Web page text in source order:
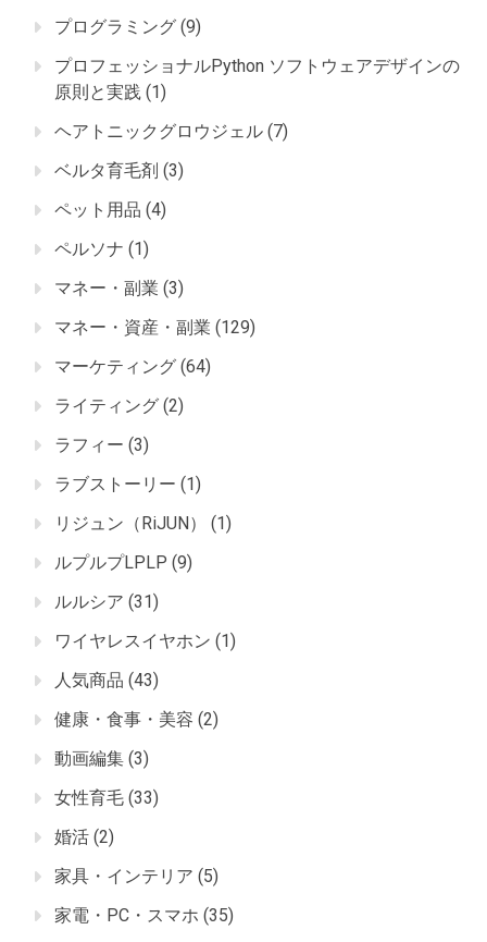
プログラミング (9)
プロフェッショナルPython ソフトウェアデザインの
原則と実践 (1)
ヘアトニックグロウジェル (7)
ベルタ育毛剤 (3)
ペット用品 (4)
ペルソナ (1)
マネー・副業 (3)
マネー・資産・副業 (129)
マーケティング (64)
ライティング (2)
ラフィー (3)
ラブストーリー (1)
リジュン（RiJUN）
(1)
ルプルプLPLP (9)
ルルシア (31)
ワイヤレスイヤホン (1)
人気商品 (43)
健康・食事・美容 (2)
動画編集 (3)
女性育毛 (33)
婚活 (2)
家具・インテリア (5)
家電・PC・スマホ (35)